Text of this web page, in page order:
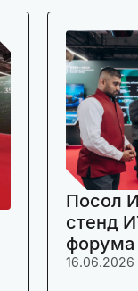
Посол
стенд
16.06.2026